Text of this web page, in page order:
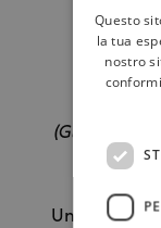
(Gli oli
Un’azienda
Questo
la tua
nostro